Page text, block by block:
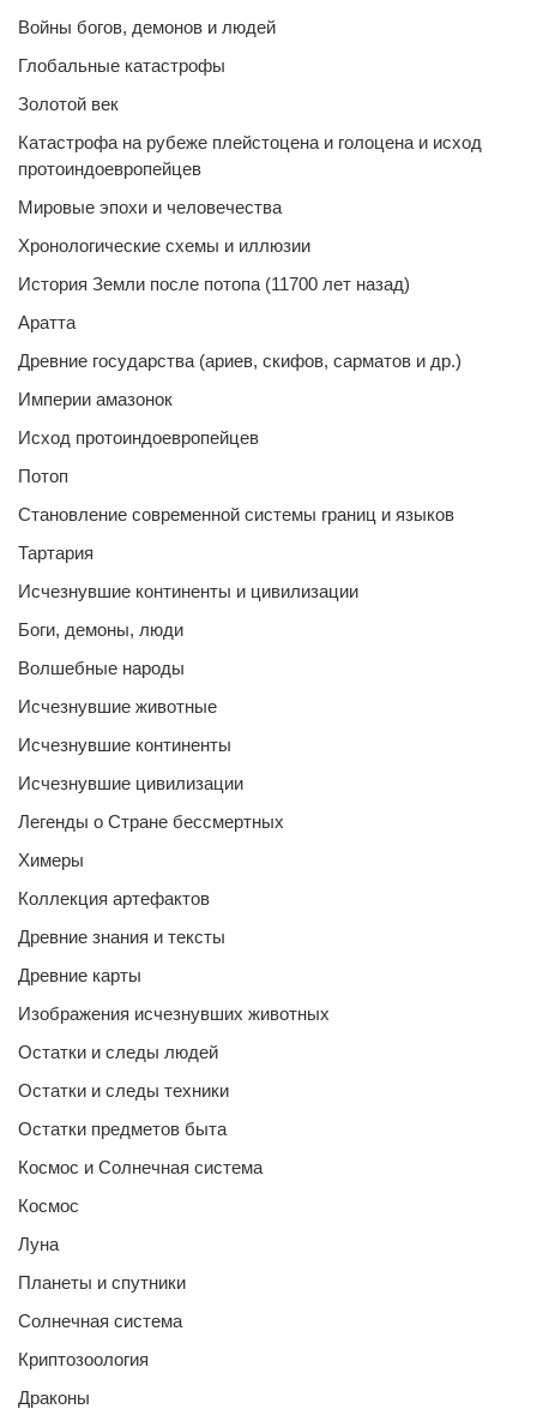
Войны богов, демонов и людей
Глобальные катастрофы
Золотой век
Катастрофа на рубеже плейстоцена и голоцена и исход
протоиндоевропейцев
Мировые эпохи и человечества
Хронологические схемы и иллюзии
История Земли после потопа (11700 лет назад)
Аратта
Древние государства (ариев, скифов, сарматов и др.)
Империи амазонок
Исход протоиндоевропейцев
Потоп
Становление современной системы границ и языков
Тартария
Исчезнувшие континенты и цивилизации
Боги, демоны, люди
Волшебные народы
Исчезнувшие животные
Исчезнувшие континенты
Исчезнувшие цивилизации
Легенды о Стране бессмертных
Химеры
Коллекция артефактов
Древние знания и тексты
Древние карты
Изображения исчезнувших животных
Остатки и следы людей
Остатки и следы техники
Остатки предметов быта
Космос и Солнечная система
Космос
Луна
Планеты и спутники
Солнечная система
Криптозоология
Драконы